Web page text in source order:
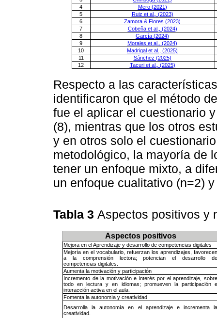
4
Mero (2021)
5
Ruiz et al., (2023)
6
Zamora & Flores (2023)
7
Cobeña et al., (2024)
8
García (2024)
9
Morales et al., (2024)
10
Madrigal et al., (2025)
11
Sánchez (2025)
12
Tacuri et al., (2025)
Respecto a las
identificaron que el método
fue el aplicar el cuestionario
(8), mientras que los otros
y en otros solo el
metodológico, la mayoría de
tener un enfoque mixto, a
un enfoque cualitativo (n=2)
Tabla 3 Aspectos positivos y
Aspectos positivos
Mejora en el Aprendizaje y desarrollo de competencias digitales
Mejoría en el vocabulario, refuerzan los aprendizajes, favorecen
a la comprensión lectora; potencian el desarrollo de
competencias digitales.
Aumenta la motivación y participación
Incremento de la motivación e interés por el aprendizaje, sobre
todo en lectura y en idiomas; promueven la participación e
interacción activa en el aula.
Fomenta la autonomía y creatividad
Desarrolla la autonomía en el aprendizaje e incrementa la
creatividad.